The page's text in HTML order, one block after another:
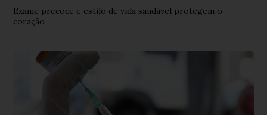
Exame precoce e estilo de vida saudável protegem o
coração